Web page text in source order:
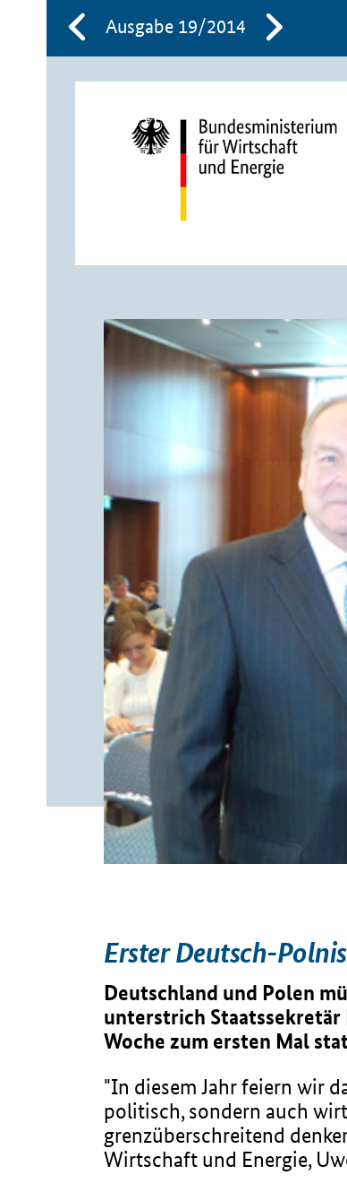
Ausgabe 19/2014
Erster Deutsch-
Deutschland und Polen
unterstrich Staatssekretär
Woche zum ersten Mal
"In diesem Jahr feiern wir
politisch, sondern auch
grenzüberschreitend
Wirtschaft und Energie,